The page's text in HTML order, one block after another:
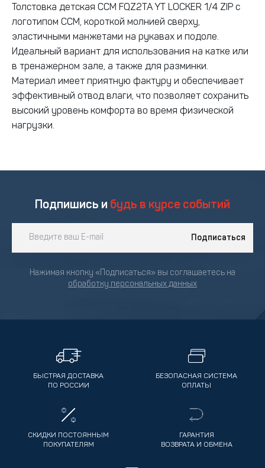
Толстовка детская CCM FQZ2TA YT LOCKER 1/4 ZIP с
логотипом CCM, короткой молнией сверху,
эластичными манжетами на рукавах и подоле.
Идеальный вариант для использования на катке или
в тренажерном зале, а также для разминки.
Материал имеет приятную фактуру и обеспечивает
эффективный отвод влаги, что позволяет сохранить
высокий уровень комфорта во время физической
нагрузки.
Подпишись и будь в курсе событий
Подписаться
Нажимая кнопку «Подписаться» вы соглашаетесь на
обработку персональных данных
БЫСТРАЯ ДОСТАВКА
ПО РОССИИ
БЕЗОПАСНАЯ СИСТЕМА
ОПЛАТЫ
СКИДКИ ПОСТОЯННЫМ
ПОКУПАТЕЛЯМ
ГАРАНТИЯ
ВОЗВРАТА И ОБМЕНА